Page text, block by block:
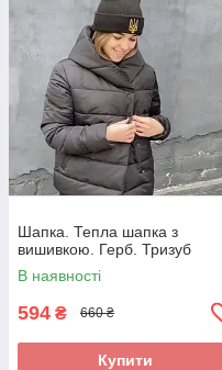
Шапка. Тепла шапка з
вишивкою. Герб. Тризуб
В наявності
594 ₴ 660 ₴
Купити